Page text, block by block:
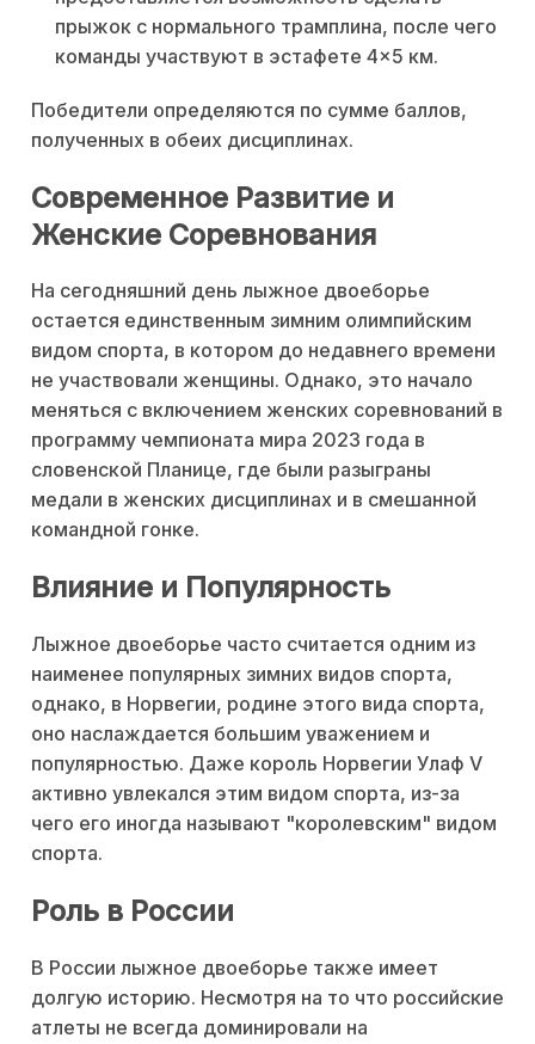
прыжок с нормального трамплина, после чего
команды участвуют в эстафете 4×5 км.
Победители определяются по сумме баллов,
полученных в обеих дисциплинах.
Современное Развитие и
Женские Соревнования
На сегодняшний день лыжное двоеборье
остается единственным зимним олимпийским
видом спорта, в котором до недавнего времени
не участвовали женщины. Однако, это начало
меняться с включением женских соревнований в
программу чемпионата мира 2023 года в
словенской Планице, где были разыграны
медали в женских дисциплинах и в смешанной
командной гонке.
Влияние и Популярность
Лыжное двоеборье часто считается одним из
наименее популярных зимних видов спорта,
однако, в Норвегии, родине этого вида спорта,
оно наслаждается большим уважением и
популярностью. Даже король Норвегии Улаф V
активно увлекался этим видом спорта, из-за
чего его иногда называют "королевским" видом
спорта.
Роль в России
В России лыжное двоеборье также имеет
долгую историю. Несмотря на то что российские
атлеты не всегда доминировали на